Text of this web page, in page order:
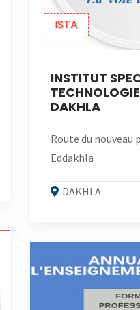
ISTA
INSTITUT
DAKHLA
Route du nouveau
Eddakhla
DAKHLA